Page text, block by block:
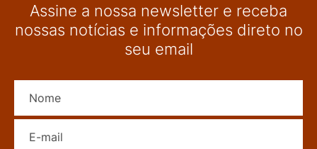
Assine a nossa newsletter e receba
nossas notícias e informações direto no
seu email